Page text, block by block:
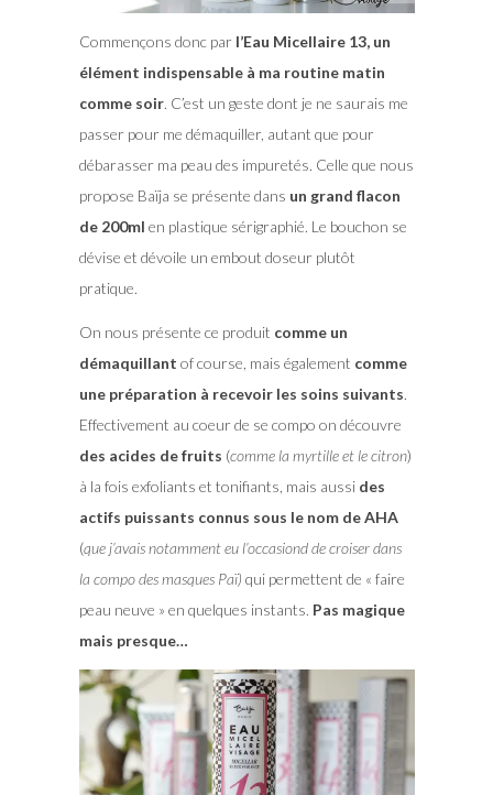
Commençons donc par l’Eau Micellaire 13, un
élément indispensable à ma routine matin
comme soir. C’est un geste dont je ne saurais me
passer pour me démaquiller, autant que pour
débarasser ma peau des impuretés. Celle que nous
propose Baïja se présente dans un grand flacon
de 200ml en plastique sérigraphié. Le bouchon se
dévise et dévoile un embout doseur plutôt
pratique.
On nous présente ce produit comme un
démaquillant of course, mais également comme
une préparation à recevoir les soins suivants.
Effectivement au coeur de se compo on découvre
des acides de fruits (comme la myrtille et le citron)
à la fois exfoliants et tonifiants, mais aussi des
actifs puissants connus sous le nom de AHA
(que j’avais notamment eu l’occasiond de croiser dans
la compo des masques Paï) qui permettent de « faire
peau neuve » en quelques instants. Pas magique
mais presque…